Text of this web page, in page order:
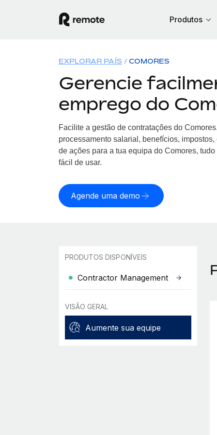
Produtos
EXPLORAR PAÍS COMORES
Gerencie
emprego do
Facilite a gestão de contratações do
processamento salarial, benefícios,
de ações para a tua equipa doComores, tudo
fácil de usar.
Agende uma demo
PRODUTOS DISPONÍVEIS
Contractor Management
VISÃO GERAL
Aumente sua equipe